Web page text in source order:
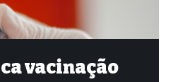
vacinação